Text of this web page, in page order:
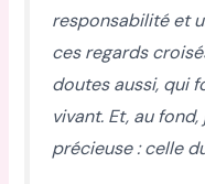
responsabilité et
ces regards
doutes aussi, qui
vivant. Et, au
précieuse : celle